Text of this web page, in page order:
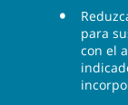
para
con el